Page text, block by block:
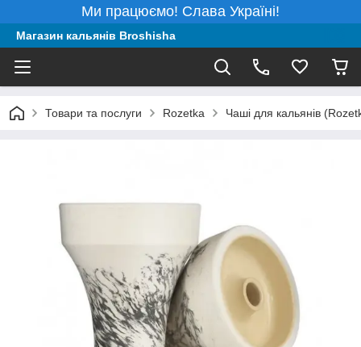
Ми працюємо! Слава Україні!
Магазин кальянів Broshisha
Товари та послуги Rozetka Чаші для кальянів